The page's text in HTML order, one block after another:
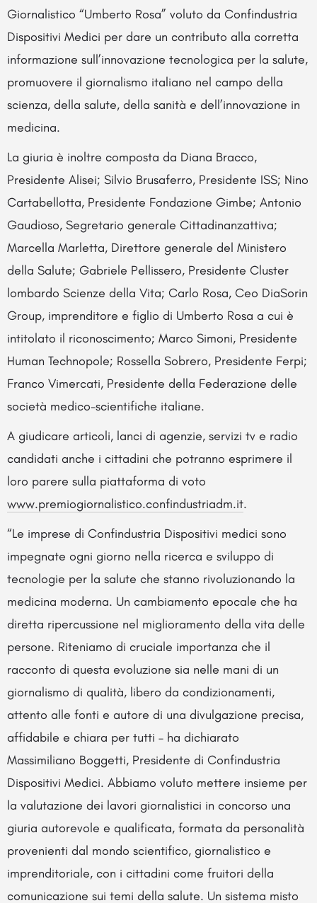
Giornalistico “Umberto Rosa” voluto da Confindustria
Dispositivi Medici per dare un contributo alla corretta
informazione sull’innovazione tecnologica per la salute,
promuovere il giornalismo italiano nel campo della
scienza, della salute, della sanità e dell’innovazione in
medicina.
La giuria è inoltre composta da Diana Bracco,
Presidente Alisei; Silvio Brusaferro, Presidente ISS; Nino
Cartabellotta, Presidente Fondazione Gimbe; Antonio
Gaudioso, Segretario generale Cittadinanzattiva;
Marcella Marletta, Direttore generale del Ministero
della Salute; Gabriele Pellissero, Presidente Cluster
lombardo Scienze della Vita; Carlo Rosa, Ceo DiaSorin
Group, imprenditore e figlio di Umberto Rosa a cui è
intitolato il riconoscimento; Marco Simoni, Presidente
Human Technopole; Rossella Sobrero, Presidente Ferpi;
Franco Vimercati, Presidente della Federazione delle
società medico-scientifiche italiane.
A giudicare articoli, lanci di agenzie, servizi tv e radio
candidati anche i cittadini che potranno esprimere il
loro parere sulla piattaforma di voto
www.premiogiornalistico.confindustriadm.it.
“Le imprese di Confindustria Dispositivi medici sono
impegnate ogni giorno nella ricerca e sviluppo di
tecnologie per la salute che stanno rivoluzionando la
medicina moderna. Un cambiamento epocale che ha
diretta ripercussione nel miglioramento della vita delle
persone. Riteniamo di cruciale importanza che il
racconto di questa evoluzione sia nelle mani di un
giornalismo di qualità, libero da condizionamenti,
attento alle fonti e autore di una divulgazione precisa,
affidabile e chiara per tutti – ha dichiarato
Massimiliano Boggetti, Presidente di Confindustria
Dispositivi Medici. Abbiamo voluto mettere insieme per
la valutazione dei lavori giornalistici in concorso una
giuria autorevole e qualificata, formata da personalità
provenienti dal mondo scientifico, giornalistico e
imprenditoriale, con i cittadini come fruitori della
comunicazione sui temi della salute. Un sistema misto